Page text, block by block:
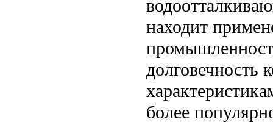
находит
долговечность
более